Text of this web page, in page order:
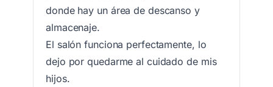
donde hay un área de descanso y
almacenaje.
El salón funciona perfectamente, lo
dejo por quedarme al cuidado de mis
hijos.